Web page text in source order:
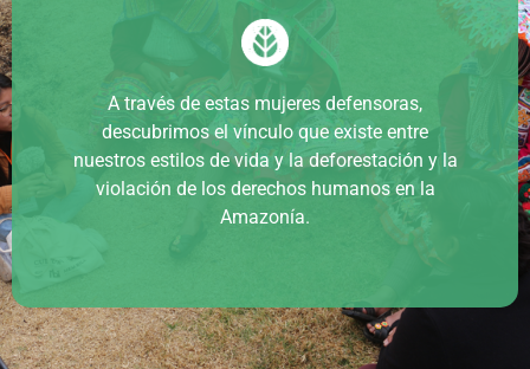
A través de estas mujeres defensoras,
descubrimos el vínculo que existe entre
nuestros estilos de vida y la deforestación y la
violación de los derechos humanos en la
Amazonía.